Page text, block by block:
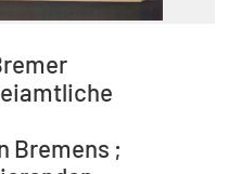
Bremens ;